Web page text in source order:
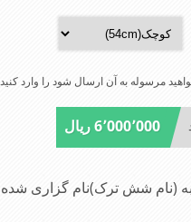
مرسوله به آن ارسال شود را وارد
6٬000٬000 ریال
(نام شش ترک)نام